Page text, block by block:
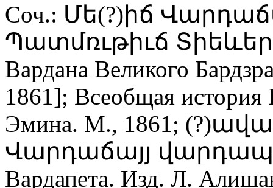
Соч.: Մե(?)իճ
Պատմռւթիւճ
Вардана Великого
1861]; Всеобщая
Эмина. М., 1861;
Վարդաճայյ
Вардапета. Изд. Л.